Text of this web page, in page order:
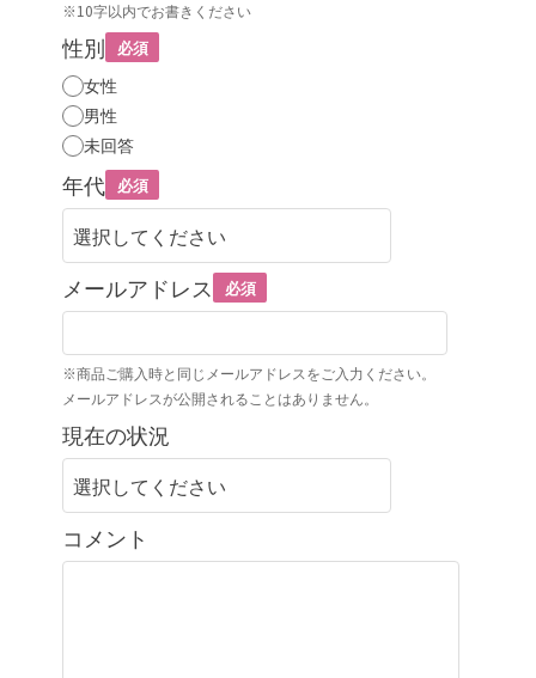
※10字以内でお書きください
性別 必須
女性
男性
未回答
年代 必須
メールアドレス 必須
※商品ご購入時と同じメールアドレスをご入力ください。
メールアドレスが公開されることはありません。
現在の状況
コメント